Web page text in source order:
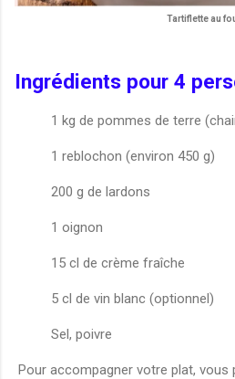
Tartiflette au
Ingrédients pour 4
1 kg de pommes de terre
1 reblochon (environ 450 g)
200 g de lardons
1 oignon
15 cl de crème fraîche
5 cl de vin blanc (optionnel)
Sel, poivre
Pour accompagner votre plat, vous